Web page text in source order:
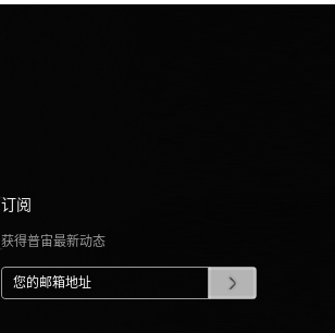
订阅
获得普宙最新动态